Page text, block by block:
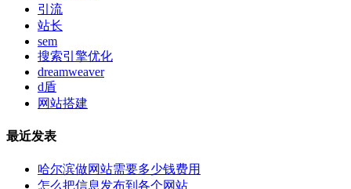
引流
站长
sem
搜索引擎优化
dreamweaver
d盾
网站搭建
最近发表
哈尔滨做网站需要多少钱费用
怎么把信息发布到各个网站